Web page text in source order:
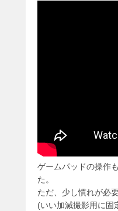
ゲームパッドの操作
た。
ただ、少し慣れが必要
(いい加減撮影用に